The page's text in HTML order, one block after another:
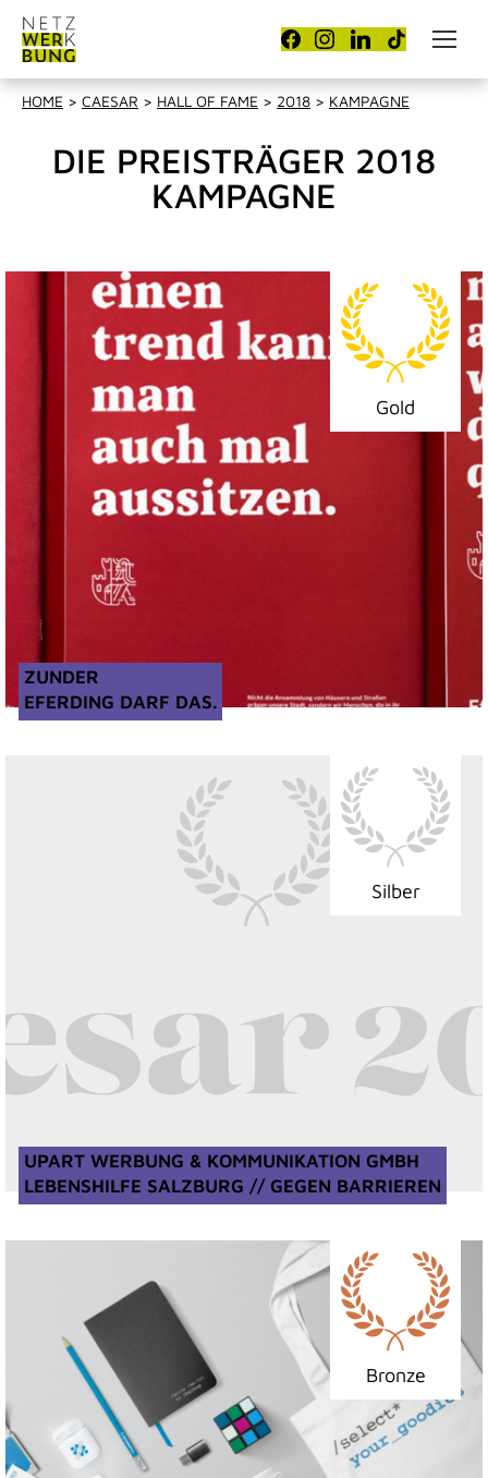
HOME > CAESAR > HALL OF FAME > 2018 > KAMPAGNE
DIE PREISTRÄGER 2018
KAMPAGNE
Gold
ZUNDER
EFERDING DARF DAS.
Silber
UPART WERBUNG & KOMMUNIKATION GMBH
LEBENSHILFE SALZBURG // GEGEN BARRIEREN
Bronze